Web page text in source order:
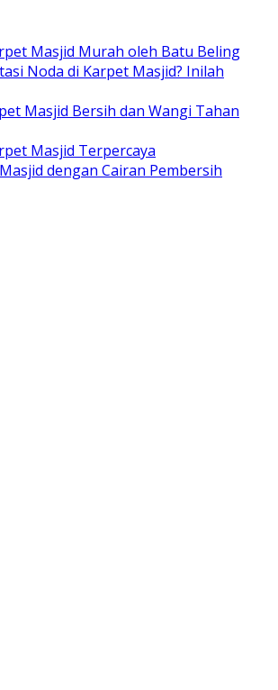
Masjid Murah oleh Batu Beling
Noda di Karpet Masjid? Inilah
Masjid Bersih dan Wangi Tahan
Masjid Terpercaya
dengan Cairan Pembersih